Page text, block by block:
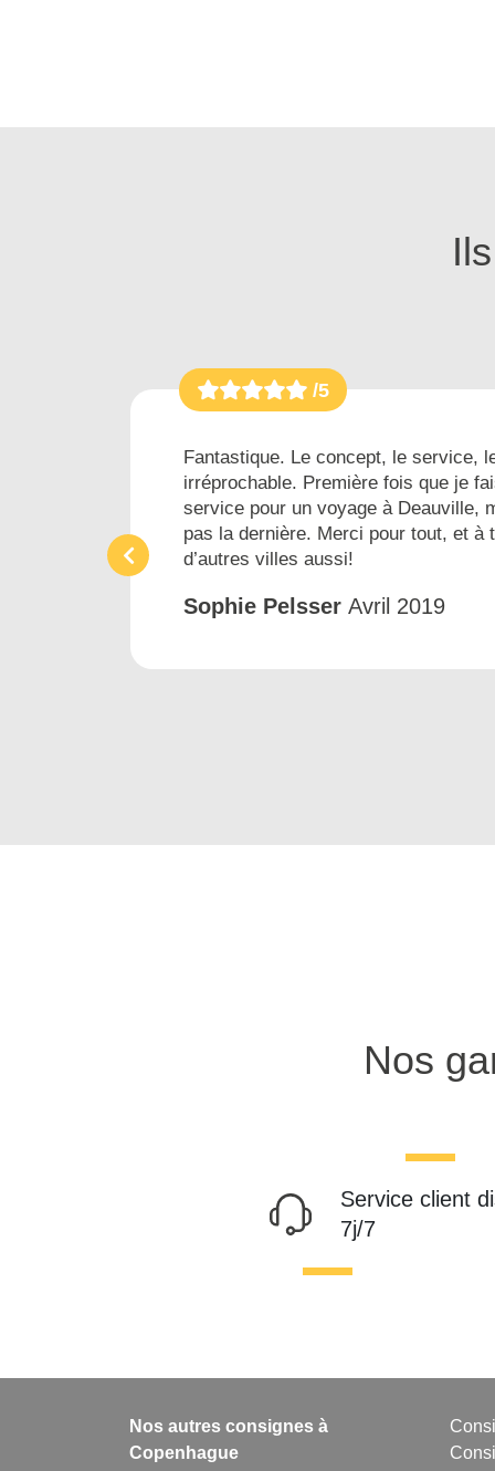
/5
Fantastique. Le concept, le service,
irréprochable. Première fois que je
service pour un voyage à Deauville,
pas la dernière. Merci pour tout, et à
d’autres villes aussi!
Sophie Pelsser Avril 2019
Nos
Service client
7j/7
Nos autres consignes à
Copenhague